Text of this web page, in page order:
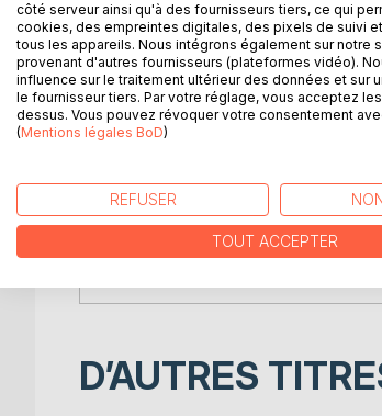
starting from today.
Among other things you'll discover:
· What three fundamental values
· Which three secrets help you to
· Which two skills will open all doors
Because ... YOU are the company!
D’AUTRES
côté serveur ainsi qu'à des fournisseurs tiers, ce qui
cookies, des empreintes digitales, des pixels de suivi
tous les appareils. Nous intégrons également sur notre
provenant d'autres fournisseurs (plateformes vidéo).
influence sur le traitement ultérieur des données et sur
le fournisseur tiers. Par votre réglage, vous acceptez
dessus. Vous pouvez révoquer votre consentement
(Mentions légales BoD)
REFUSER
TOUT ACCEPTER